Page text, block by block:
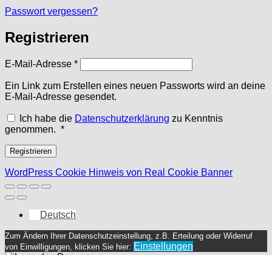
Passwort vergessen?
Registrieren
E-Mail-Adresse *Erforderlich
Ein Link zum Erstellen eines neuen Passworts wird an deine
E-Mail-Adresse gesendet.
Ich habe die Datenschutzerklärung zu Kenntnis
genommen. *Erforderlich
Registrieren
WordPress Cookie Hinweis von Real Cookie Banner
Deutsch
Zum Ändern Ihrer Datenschutzeinstellung, z.B. Erteilung oder Widerruf
von Einwilligungen, klicken Sie hier: Einstellungen